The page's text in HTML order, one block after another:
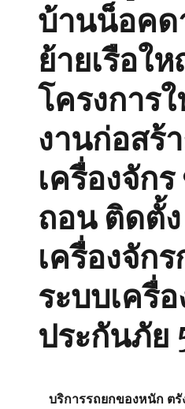
บ้านน็อค
ย้ายเรือใ
โครงการ
งานก่อสร้
เครื่องจัก
ถอน ติดตั้
เครื่องจัก
ระบบเครื่
ประกันภัย
บริการรถยกของหนัก ตรั